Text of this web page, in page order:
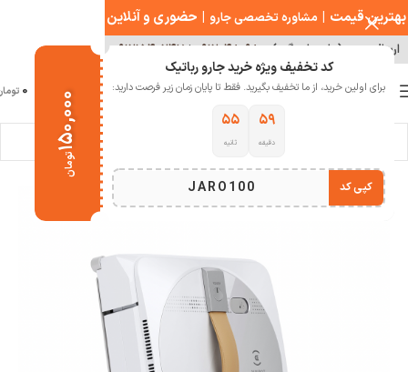
کد تخفیف ویژه خرید جارو رباتیک
برای اولین خرید، از ما تخفیف بگیرید. فقط تا پایان زمان زیر فرصت دارید:
۵۹
دقیقه
۵۵
ثانیه
JARO100 کپی کد
۱۵۰,۰۰۰
تومان
منو 0
خانه
بهترین قیمت | مشاوره تخصصی جارو | حضوری و آنلاین
ارسال سریع ( با هماهنگی ) ۰۹۱۲۰۴۸۰۹۸۰ | ۰۹۱۲۱۵۴۰۲۴۷